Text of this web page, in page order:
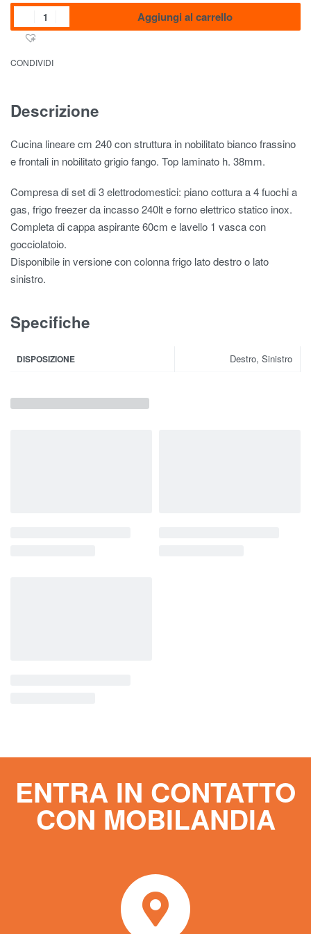
Aggiungi al carrello
CONDIVIDI
Descrizione
Cucina lineare cm 240 con struttura in nobilitato bianco frassino
e frontali in nobilitato grigio fango. Top laminato h. 38mm.
Compresa di set di 3 elettrodomestici: piano cottura a 4 fuochi a
gas, frigo freezer da incasso 240lt e forno elettrico statico inox.
Completa di cappa aspirante 60cm e lavello 1 vasca con
gocciolatoio.
Disponibile in versione con colonna frigo lato destro o lato
sinistro.
Specifiche
DISPOSIZIONE Destro, Sinistro
Prodotti correlati
ENTRA IN CONTATTO
CON MOBILANDIA